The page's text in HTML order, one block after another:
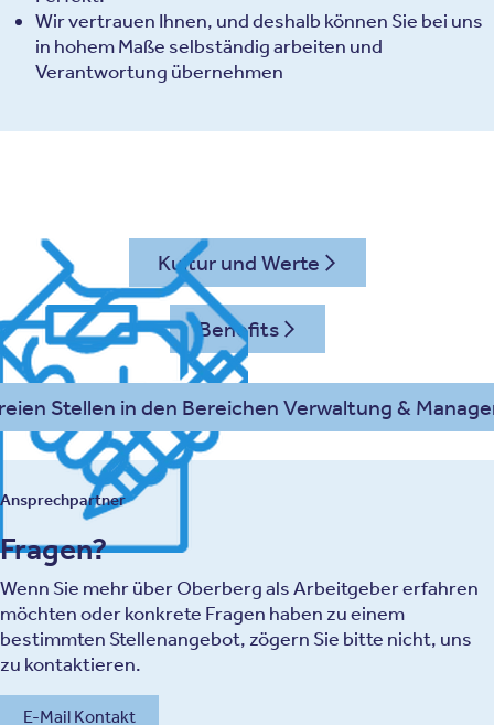
Wir vertrauen Ihnen, und deshalb können Sie bei uns
in hohem Maße selbständig arbeiten und
Verantwortung übernehmen
Kultur und Werte
Benefits
Stellen in den Bereichen Verwaltung &
Ansprechpartner
Fragen?
Wenn Sie mehr über Oberberg als Arbeitgeber erfahren
möchten oder konkrete Fragen haben zu einem
bestimmten Stellenangebot, zögern Sie bitte nicht, uns
zu kontaktieren.
E-Mail Kontakt